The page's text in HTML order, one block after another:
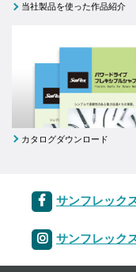
当社製品を使った作品紹介
カタログダウンロード
サンフレック
サンフレック